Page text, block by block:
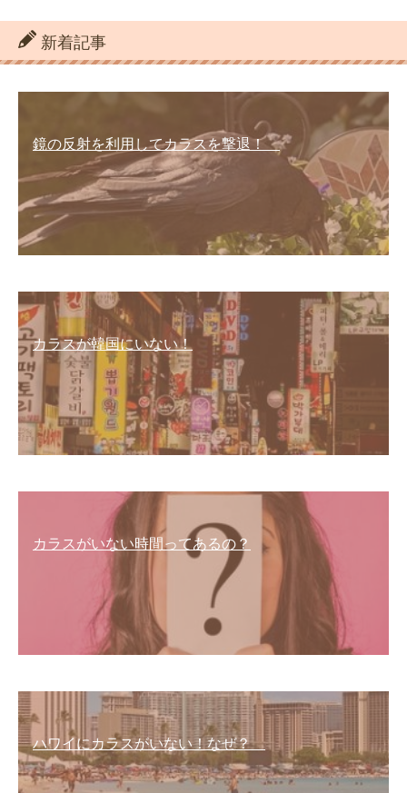
新着記事
鏡の反射を利用してカラスを撃退！
カラスが韓国にいない！
カラスがいない時間ってあるの？
ハワイにカラスがいない！なぜ？